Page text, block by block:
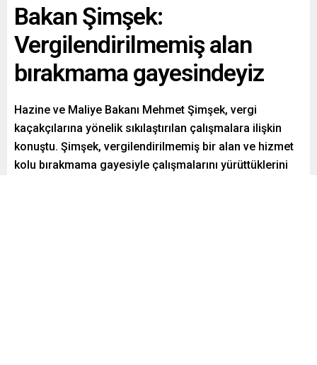
Bakan Şimşek:
Vergilendirilmemiş alan
bırakmama gayesindeyiz
Hazine ve Maliye Bakanı Mehmet Şimşek, vergi
kaçakçılarına yönelik sıkılaştırılan çalışmalara ilişkin
konuştu. Şimşek, vergilendirilmemiş bir alan ve hizmet
kolu bırakmama gayesiyle çalışmalarını yürüttüklerini